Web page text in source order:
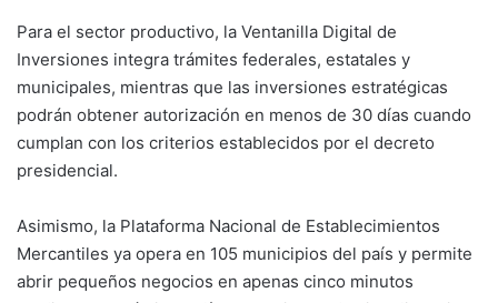
Para el sector productivo, la Ventanilla Digital de
Inversiones integra trámites federales, estatales y
municipales, mientras que las inversiones estratégicas
podrán obtener autorización en menos de 30 días cuando
cumplan con los criterios establecidos por el decreto
presidencial.
Asimismo, la Plataforma Nacional de Establecimientos
Mercantiles ya opera en 105 municipios del país y permite
abrir pequeños negocios en apenas cinco minutos